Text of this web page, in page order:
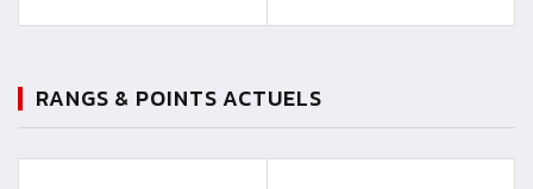
RANGS & POINTS ACTUELS